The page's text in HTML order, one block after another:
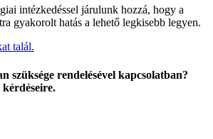
intézkedéssel járulunk hozzá, hogy a
gyakorolt hatás a lehető legkisebb legyen.
talál.
szüksége rendelésével kapcsolatban?
kérdéseire.